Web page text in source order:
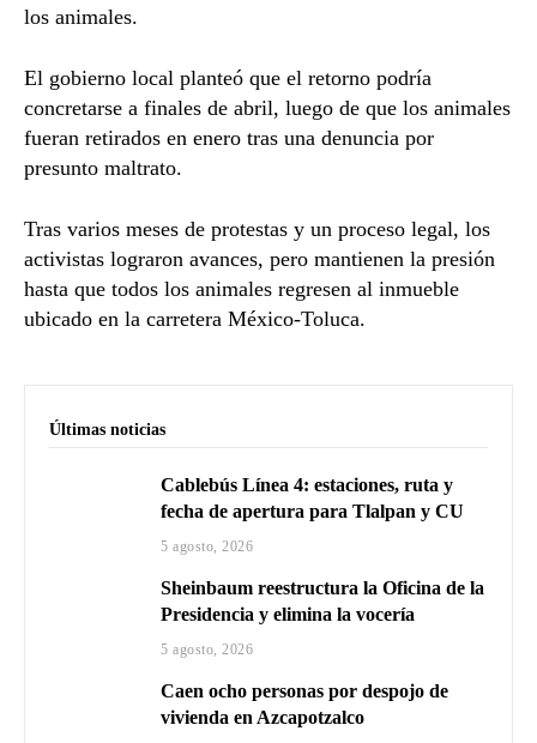
los animales.
El gobierno local planteó que el retorno podría
concretarse a finales de abril, luego de que los animales
fueran retirados en enero tras una denuncia por
presunto maltrato.
Tras varios meses de protestas y un proceso legal, los
activistas lograron avances, pero mantienen la presión
hasta que todos los animales regresen al inmueble
ubicado en la carretera México-Toluca.
Últimas noticias
Cablebús Línea 4: estaciones, ruta y
fecha de apertura para Tlalpan y CU
5 agosto, 2026
Sheinbaum reestructura la Oficina de la
Presidencia y elimina la vocería
5 agosto, 2026
Caen ocho personas por despojo de
vivienda en Azcapotzalco